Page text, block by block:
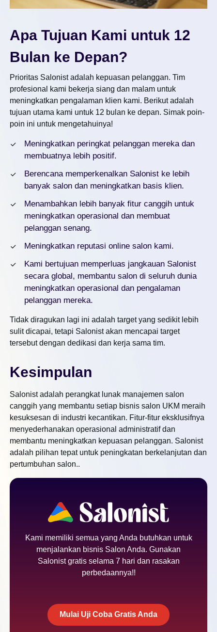
Apa Tujuan Kami untuk 12
Bulan ke Depan?
Prioritas Salonist adalah kepuasan pelanggan. Tim
profesional kami bekerja siang dan malam untuk
meningkatkan pengalaman klien kami. Berikut adalah
tujuan utama kami untuk 12 bulan ke depan. Simak poin-
poin ini untuk mengetahuinya!
Meningkatkan peringkat pelanggan mereka dan
membuatnya lebih positif.
Berencana memperkenalkan Salonist ke lebih
banyak salon dan meningkatkan basis klien.
Menambahkan lebih banyak fitur canggih untuk
meningkatkan operasional dan membuat
pelanggan senang.
Meningkatkan reputasi online salon kami.
Kami bertujuan memperluas jangkauan Salonist
secara global, membantu salon di seluruh dunia
meningkatkan operasional dan pengalaman
pelanggan mereka.
Tidak diragukan lagi ini adalah target yang sedikit lebih
sulit dicapai, tetapi Salonist akan mencapai target
tersebut dengan dedikasi dan kerja sama tim.
Kesimpulan
Salonist adalah perangkat lunak manajemen salon
canggih yang membantu setiap bisnis salon UKM meraih
kesuksesan di industri kecantikan. Fitur-fitur eksklusifnya
menyederhanakan operasional administratif dan
membantu meningkatkan kepuasan pelanggan. Salonist
adalah pilihan tepat untuk peningkatan berkelanjutan dan
pertumbuhan salon..
Kami memiliki semua yang Anda butuhkan untuk
menjalankan bisnis Salon Anda. Gunakan
Salonist gratis selama 7 hari dan rasakan
perbedaannya!!
Mulai Uji Coba Gratis Anda